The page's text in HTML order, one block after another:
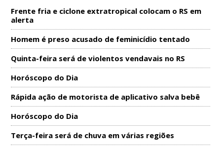
Frente fria e ciclone extratropical colocam o RS em
alerta
Homem é preso acusado de feminicídio tentado
Quinta-feira será de violentos vendavais no RS
Horóscopo do Dia
Rápida ação de motorista de aplicativo salva bebê
Horóscopo do Dia
Terça-feira será de chuva em várias regiões